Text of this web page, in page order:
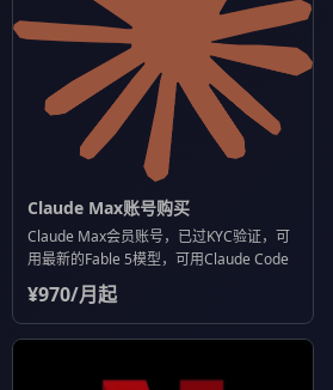
Claude Max账号购买
Claude Max会员账号，已过KYC验证，可
用最新的Fable 5模型，可用Claude Code
¥970/月起